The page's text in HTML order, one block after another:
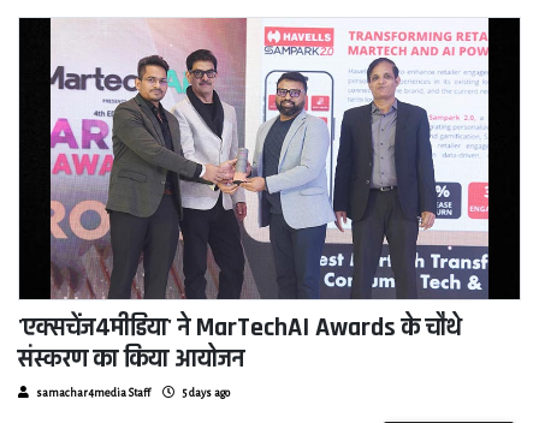
'एक्सचेंज4मीडिया' ने MarTechAI Awards के चौथे
संस्करण का किया आयोजन
samachar4media Staff 5 days ago